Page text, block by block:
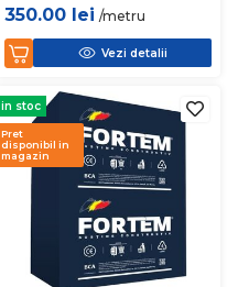
350.00 lei /metru
Vezi detalii
in stoc
Pret
disponibil in
magazin